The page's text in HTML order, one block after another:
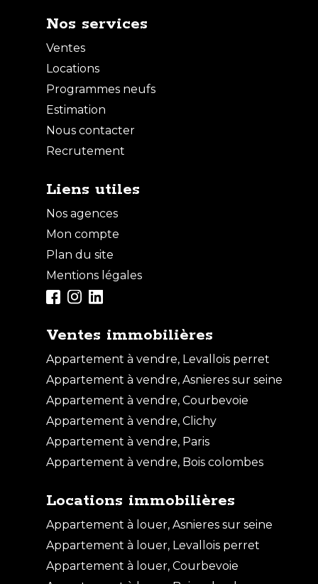
Vente Appartement - 4 pièces
VENTE
Vente Appartement - 4 pièces
PARIS
Nos services
Ventes
Locations
Programmes neufs
Estimation
Nous contacter
Recrutement
Liens utiles
Nos agences
Mon compte
Plan du site
Mentions légales
Ventes immobilières
Appartement à vendre, Levallois perret
Appartement à vendre, Asnieres sur seine
Appartement à vendre, Courbevoie
Appartement à vendre, Clichy
Appartement à vendre, Paris
Appartement à vendre, Bois colombes
Locations immobilières
Appartement à louer, Asnieres sur seine
Appartement à louer, Levallois perret
Appartement à louer, Courbevoie